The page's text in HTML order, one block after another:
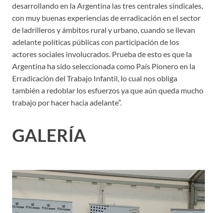
desarrollando en la Argentina las tres centrales sindicales,
con muy buenas experiencias de erradicación en el sector
de ladrilleros y ámbitos rural y urbano, cuando se llevan
adelante políticas públicas con participación de los
actores sociales involucrados. Prueba de esto es que la
Argentina ha sido seleccionada como País Pionero en la
Erradicación del Trabajo Infantil, lo cual nos obliga
también a redoblar los esfuerzos ya que aún queda mucho
trabajo por hacer hacia adelante”.
GALERÍA